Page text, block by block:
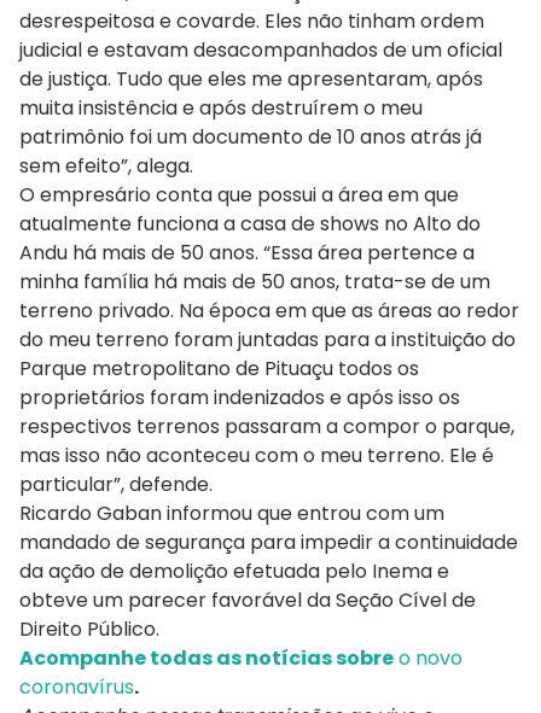
desrespeitosa e covarde. Eles não tinham ordem
judicial e estavam desacompanhados de um oficial
de justiça. Tudo que eles me apresentaram, após
muita insistência e após destruírem o meu
patrimônio foi um documento de 10 anos atrás já
sem efeito”, alega.
O empresário conta que possui a área em que
atualmente funciona a casa de shows no Alto do
Andu há mais de 50 anos. “Essa área pertence a
minha família há mais de 50 anos, trata-se de um
terreno privado. Na época em que as áreas ao redor
do meu terreno foram juntadas para a instituição do
Parque metropolitano de Pituaçu todos os
proprietários foram indenizados e após isso os
respectivos terrenos passaram a compor o parque,
mas isso não aconteceu com o meu terreno. Ele é
particular”, defende.
Ricardo Gaban informou que entrou com um
mandado de segurança para impedir a continuidade
da ação de demolição efetuada pelo Inema e
obteve um parecer favorável da Seção Cível de
Direito Público.
Acompanhe todas as notícias sobreo novo
coronavírus.